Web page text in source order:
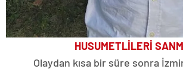
HUSUMETLİLERİ
Olaydan kısa bir süre sonra